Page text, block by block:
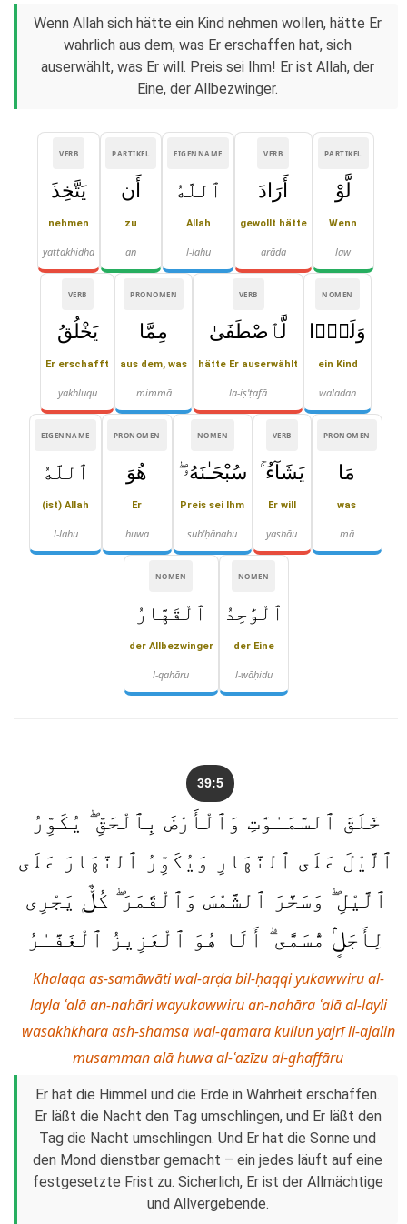
Wenn Allah sich hätte ein Kind nehmen wollen, hätte Er
wahrlich aus dem, was Er erschaffen hat, sich
auserwählt, was Er will. Preis sei Ihm! Er ist Allah, der
Eine, der Allbezwinger.
PARTIKEL
لَّوْ
Wenn
law
VERB
أَرَادَ
gewollt hätte
arāda
EIGENNAME
ٱللَّهُ
Allah
l-lahu
PARTIKEL
أَن
zu
an
VERB
يَتَّخِذَ
nehmen
yattakhidha
NOMEN
وَلَدًۭا
ein Kind
waladan
VERB
لَّٱصْطَفَىٰ
hätte Er auserwählt
la-iṣ'ṭafā
PRONOMEN
مِمَّا
aus dem, was
mimmā
VERB
يَخْلُقُ
Er erschafft
yakhluqu
PRONOMEN
مَا
was
mā
VERB
يَشَآءُ ۚ
Er will
yashāu
NOMEN
سُبْحَـٰنَهُۥ ۖ
Preis sei Ihm
sub'ḥānahu
PRONOMEN
هُوَ
Er
huwa
EIGENNAME
ٱللَّهُ
(ist) Allah
l-lahu
NOMEN
ٱلْوَٰحِدُ
der Eine
l-wāḥidu
NOMEN
ٱلْقَهَّارُ
der Allbezwinger
l-qahāru
39:5
خَلَقَ ٱلسَّمَـٰوَٰتِ وَٱلْأَرْضَ بِٱلْحَقِّ ۖ يُكَوِّرُ
ٱلَّيْلَ عَلَى ٱلنَّهَارِ وَيُكَوِّرُ ٱلنَّهَارَ عَلَى
ٱلَّيْلِ ۖ وَسَخَّرَ ٱلشَّمْسَ وَٱلْقَمَرَ ۖ كُلٌّۭ يَجْرِى
لِأَجَلٍۢ مُّسَمًّى ۗ أَلَا هُوَ ٱلْعَزِيزُ ٱلْغَفَّـٰرُ
Khalaqa as-samāwāti wal-arḍa bil-ḥaqqi yukawwiru al-
layla ʿalā an-nahāri wayukawwiru an-nahāra ʿalā al-layli
wasakhkhara ash-shamsa wal-qamara kullun yajrī li-ajalin
musamman alā huwa al-ʿazīzu al-ghaffāru
Er hat die Himmel und die Erde in Wahrheit erschaffen.
Er läßt die Nacht den Tag umschlingen, und Er läßt den
Tag die Nacht umschlingen. Und Er hat die Sonne und
den Mond dienstbar gemacht – ein jedes läuft auf eine
festgesetzte Frist zu. Sicherlich, Er ist der Allmächtige
und Allvergebende.